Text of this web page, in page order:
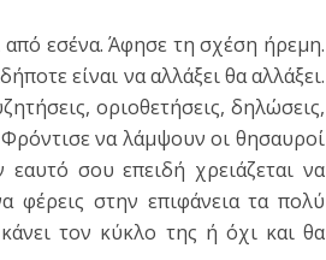
εσένα. Άφησε τη σχέση ήρεμη.
είναι να αλλάξει θα αλλάξει.
οριοθετήσεις, δηλώσεις,
να λάμψουν οι θησαυροί
σου επειδή χρειάζεται να
φέρεις στην επιφάνεια τα πολύ
τον κύκλο της ή όχι και θα